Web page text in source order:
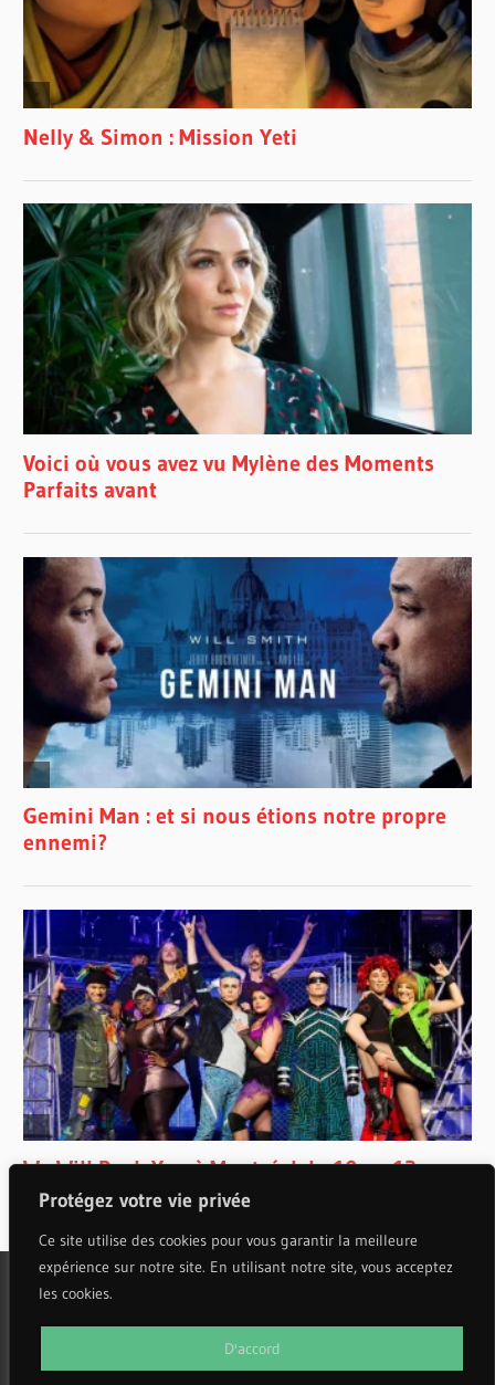
Protégez votre vie privée
Ce site utilise des cookies pour vous garantir la meilleure
expérience sur notre site. En utilisant notre site, vous acceptez
les cookies.
D'accord
WordPress Theme: Wellington by ThemeZee.